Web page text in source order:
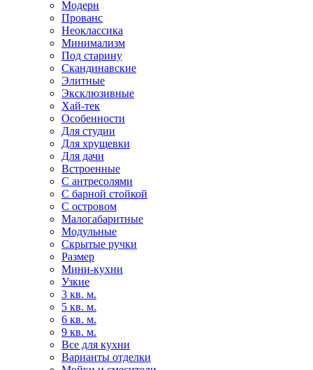
Модерн
Прованс
Неоклассика
Минимализм
Под старину
Скандинавские
Элитные
Эксклюзивные
Хай-тек
Особенности
Для студии
Для хрущевки
Для дачи
Встроенные
С антресолями
С барной стойкой
С островом
Малогабаритные
Модульные
Скрытые ручки
Размер
Мини-кухни
Узкие
3 кв. м.
5 кв. м.
6 кв. м.
9 кв. м.
Все для кухни
Варианты отделки